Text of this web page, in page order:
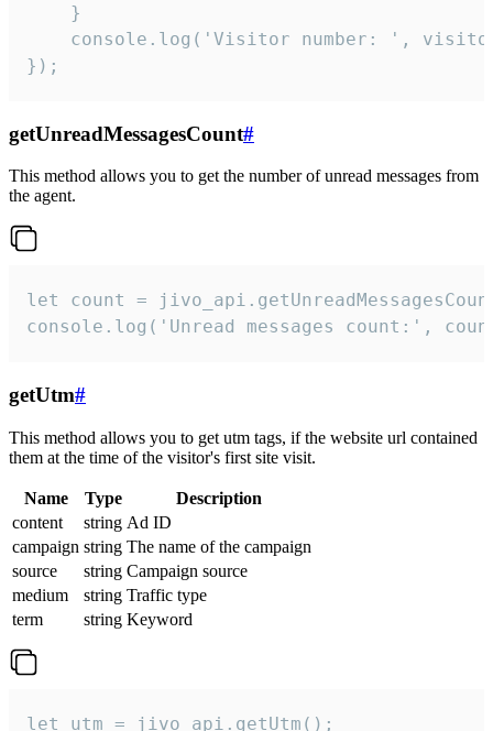
    }
console.log('Visitor number: ',
});
getUnreadMessagesCount#
This method allows you to get the number of unread messages from
the agent.
let count =
console.log('Unread messages count:',
getUtm#
This method allows you to get utm tags, if the website url contained
them at the time of the visitor's first site visit.
Name Type
Description
content
string Ad ID
campaign string The name of the campaign
source
string Campaign source
medium
string Traffic type
term
string Keyword
let utm = jivo_api.getUtm();